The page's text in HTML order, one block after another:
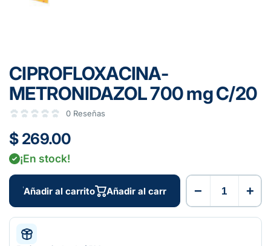
CIPROFLOXACINA-
METRONIDAZOL 700 mg C/20
0 Reseñas
$ 269.00
¡En stock!
Añadir al carrito Añadir al carrito − +